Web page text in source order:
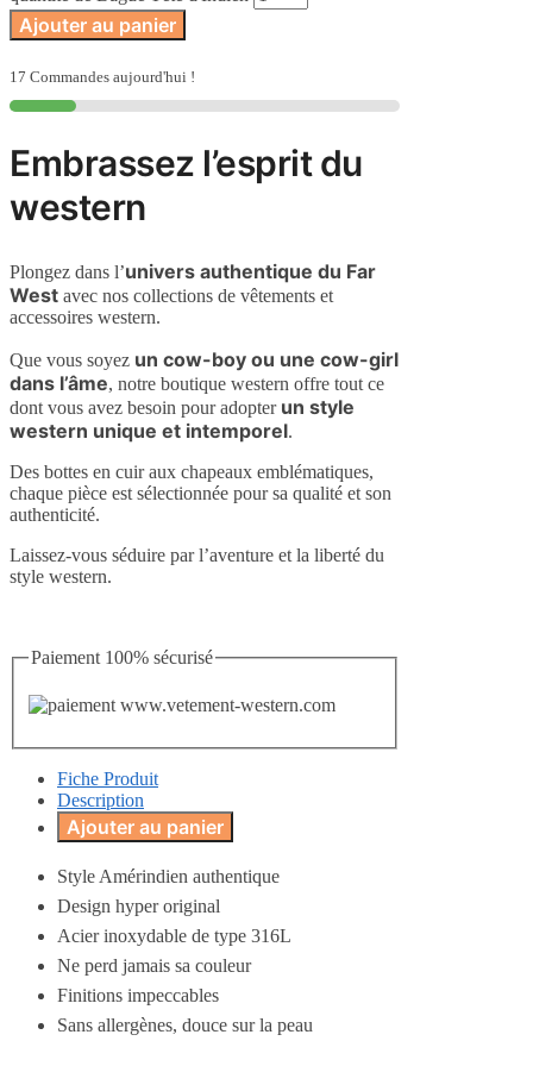
Ajouter au panier
17 Commandes aujourd'hui !
Embrassez l’esprit du
western
Plongez dans l’univers authentique du Far
West avec nos collections de vêtements et
accessoires western.
Que vous soyez un cow-boy ou une cow-girl
dans l’âme, notre boutique western offre tout ce
dont vous avez besoin pour adopter un style
western unique et intemporel.
Des bottes en cuir aux chapeaux emblématiques,
chaque pièce est sélectionnée pour sa qualité et son
authenticité.
Laissez-vous séduire par l’aventure et la liberté du
style western.
Paiement 100% sécurisé
Fiche Produit
Description
Ajouter au panier
Style Amérindien authentique
Design hyper original
Acier inoxydable de type 316L
Ne perd jamais sa couleur
Finitions impeccables
Sans allergènes, douce sur la peau